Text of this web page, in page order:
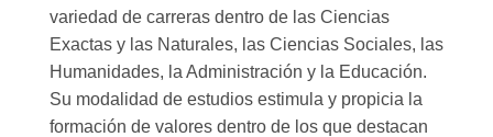
variedad de carreras dentro de las Ciencias
Exactas y las Naturales, las Ciencias Sociales, las
Humanidades, la Administración y la Educación.
Su modalidad de estudios estimula y propicia la
formación de valores dentro de los que destacan